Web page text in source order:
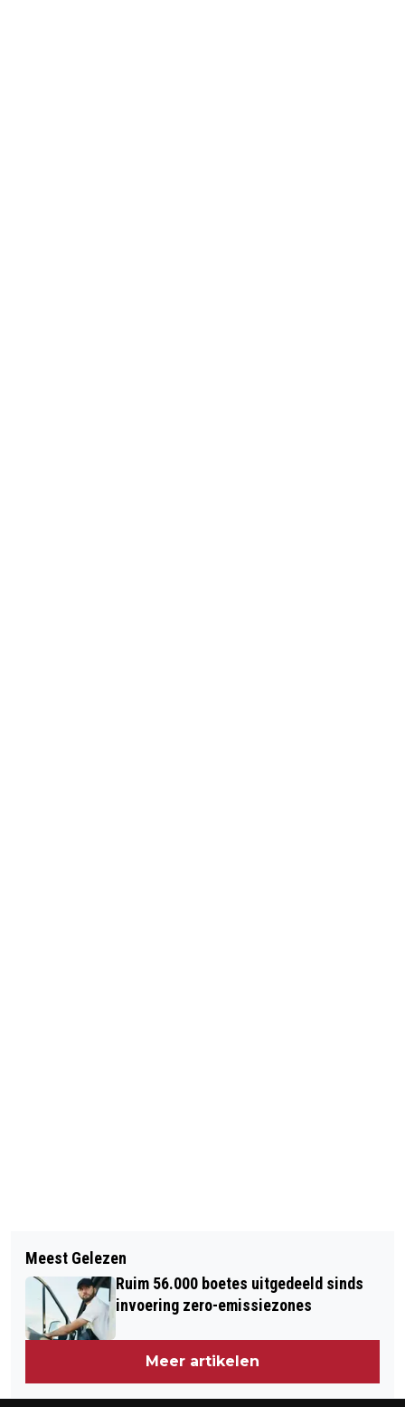
'MEDIATION IN HET STRAFRECHT
MOET STANDAARD WORDEN'
OP BONAIRE ONTBREEKT IEDER
SPOOR VAN WITTE PIETEN
Meest Gelezen
Ruim 56.000 boetes uitgedeeld sinds
invoering zero-emissiezones
Meer artikelen